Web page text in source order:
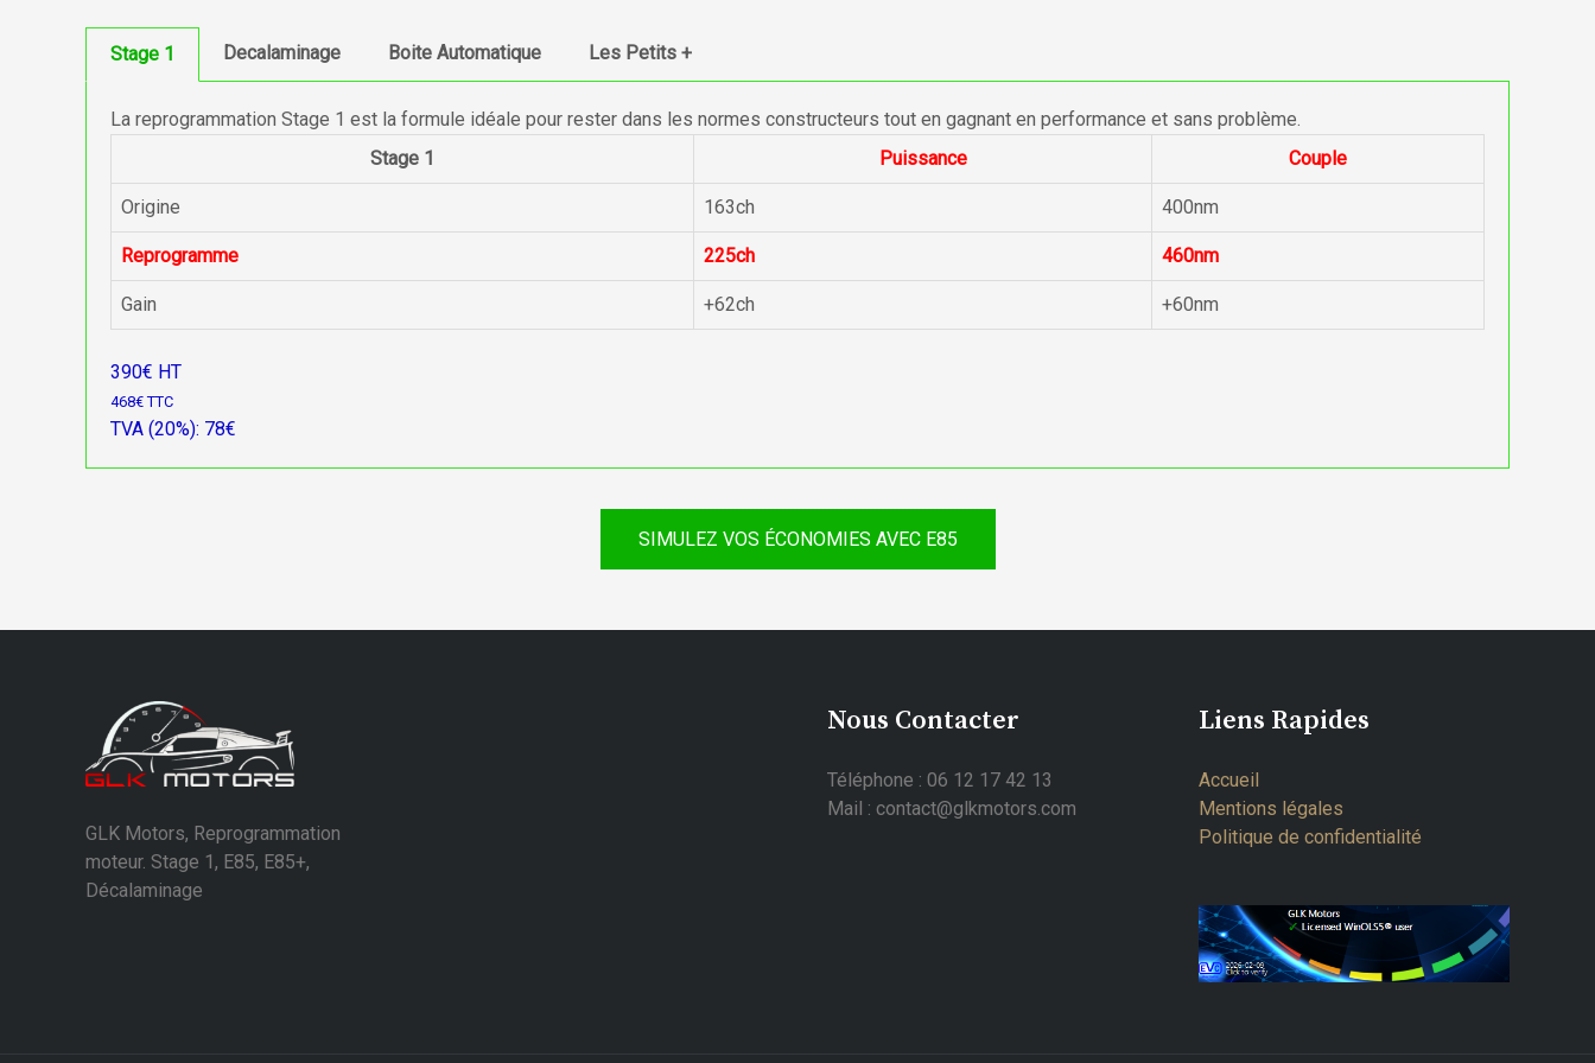
Stage 1 Decalaminage Boite Automatique Les Petits +
La reprogrammation Stage 1 est la formule idéale pour rester dans les normes constructeurs tout en gagnant en performance et sans problème.
Stage 1
Puissance Couple
Origine 163ch 400nm
Reprogramme 225ch 460nm
Gain +62ch +60nm
390€ HT
468€ TTC
TVA (20%): 78€
SIMULEZ VOS ÉCONOMIES AVEC E85
GLK Motors, Reprogrammation
moteur. Stage 1, E85, E85+,
Décalaminage
Nous Contacter
Téléphone : 06 12 17 42 13
Mail : contact@glkmotors.com
Liens Rapides
Accueil
Mentions légales
Politique de confidentialité